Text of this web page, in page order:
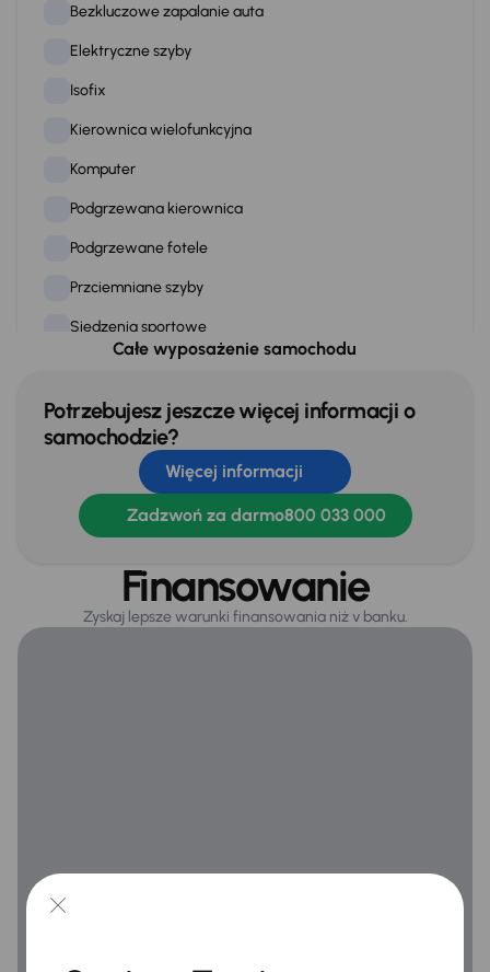
Bezkluczowe zapalanie auta
Elektryczne szyby
Isofix
Kierownica wielofunkcyjna
Komputer
Podgrzewana kierownica
Podgrzewane fotele
Przciemniane szyby
Siedzenia sportowe
Stereo
Stop Start systém
Tempomat
WSP. KIEROWNICY
Całe wyposażenie samochodu
Potrzebujesz jeszcze więcej informacji o
samochodzie?
Więcej informacji
Zadzwoń za darmo800 033 000
Finansowanie
Zyskaj lepsze warunki finansowania niż v banku.